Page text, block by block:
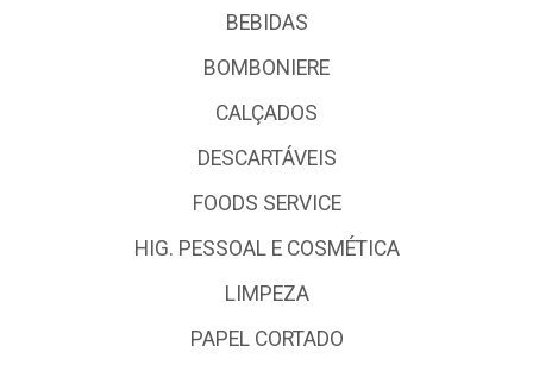
BEBIDAS
BOMBONIERE
CALÇADOS
DESCARTÁVEIS
FOODS SERVICE
HIG. PESSOAL E COSMÉTICA
LIMPEZA
PAPEL CORTADO